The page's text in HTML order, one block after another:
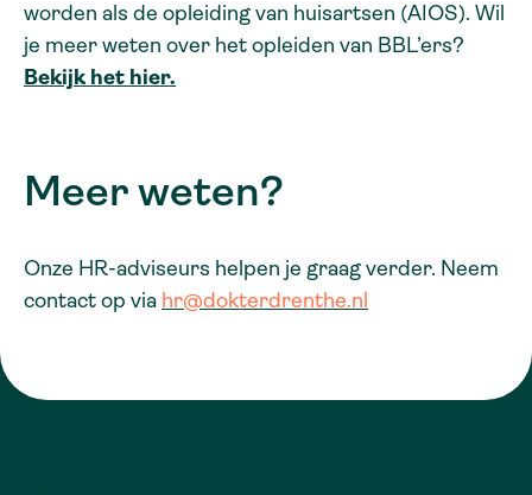
worden als de opleiding van huisartsen (AIOS). Wil
je meer weten over het opleiden van BBL’ers?
Bekijk het hier.
Meer weten?
Onze HR-adviseurs helpen je graag verder. Neem
contact op via hr@dokterdrenthe.nl